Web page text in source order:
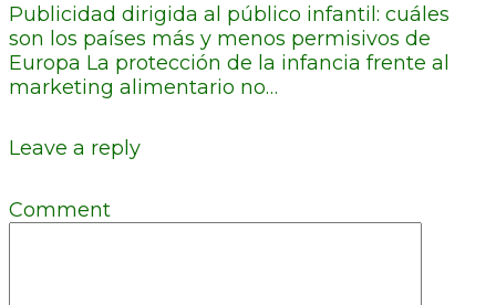
Publicidad dirigida al público infantil: cuáles
son los países más y menos permisivos de
Europa La protección de la infancia frente al
marketing alimentario no…
Leave a reply
Comment